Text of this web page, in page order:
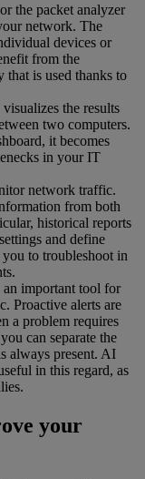
the packet analyzer
network. The
devices or
from the
that is used thanks to
visualizes the results
two computers.
it becomes
in your IT
network traffic.
from both
historical reports
and define
to troubleshoot in
an important tool for
Proactive alerts are
a problem requires
can separate the
always present. AI
in this regard, as
your